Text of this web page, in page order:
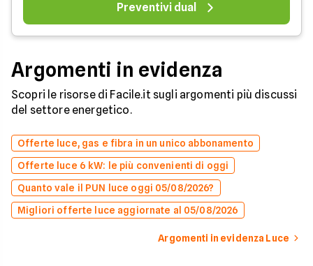
Preventivi dual
Argomenti in evidenza
Scopri le risorse di Facile.it sugli argomenti più discussi
del settore energetico.
Offerte luce, gas e fibra in un unico abbonamento
Offerte luce 6 kW: le più convenienti di oggi
Quanto vale il PUN luce oggi 05/08/2026?
Migliori offerte luce aggiornate al 05/08/2026
Argomenti in evidenza Luce